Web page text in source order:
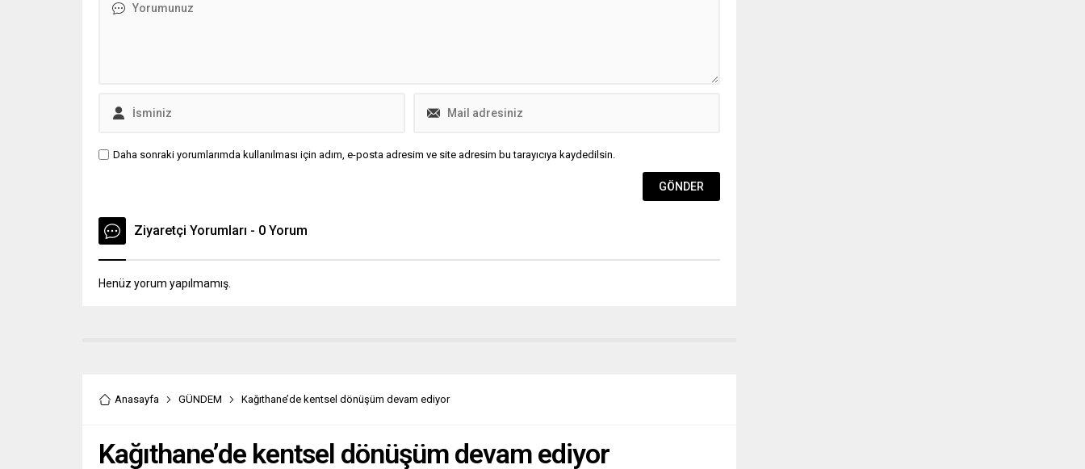
Daha sonraki yorumlarımda kullanılması için adım, e-posta adresim ve site adresim bu tarayıcıya kaydedilsin.
Ziyaretçi Yorumları - 0 Yorum
Henüz yorum yapılmamış.
Anasayfa GÜNDEM Kağıthane’de kentsel dönüşüm devam ediyor
Kağıthane’de kentsel dönüşüm devam ediyor